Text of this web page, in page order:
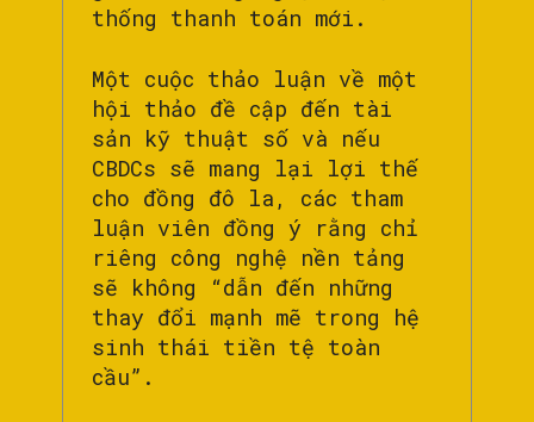
thống thanh toán mới.
Một cuộc thảo luận về một
hội thảo đề cập đến tài
sản kỹ thuật số và nếu
CBDCs sẽ mang lại lợi thế
cho đồng đô la, các tham
luận viên đồng ý rằng chỉ
riêng công nghệ nền tảng
sẽ không “dẫn đến những
thay đổi mạnh mẽ trong hệ
sinh thái tiền tệ toàn
cầu”.